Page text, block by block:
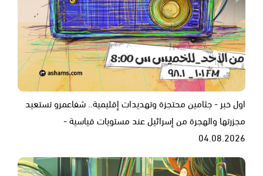
اول خبر - جثامين محتجزة وتهديدات إقليمية.. شفاعمرو تستعيد
مجزرتها والهجرة من إسرائيل عند مستويات قياسية -
04.08.2026